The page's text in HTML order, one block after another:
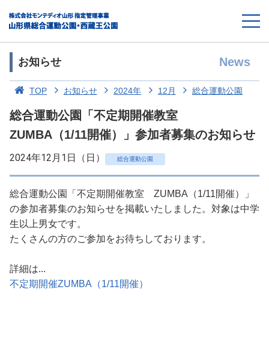
お知らせ News
TOP お知らせ 2024年 12月 総合運動公園
総合運動公園「不定期開催教室
ZUMBA（1/11開催）」参加者募集のお知らせ
2024年12月1日（日） 総合運動公園
総合運動公園「不定期開催教室 ZUMBA（1/11開催）」
の参加者募集のお知らせを掲載いたしました。対象は中学
生以上男女です。
たくさんの方のご参加をお待ちしております。
詳細は...
不定期開催ZUMBA（1/11開催）